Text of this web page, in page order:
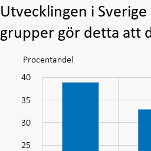
Utvecklingen i
grupper gör detta att
Diagram:
Kontanter
används
mindre
utsträckning
Procentandel
25
30
35
40